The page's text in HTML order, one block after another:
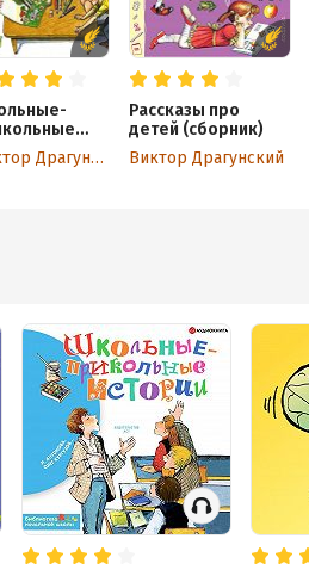
Виктор Драгунский
Рассказы про
детей (сборник)
Виктор Драгунский